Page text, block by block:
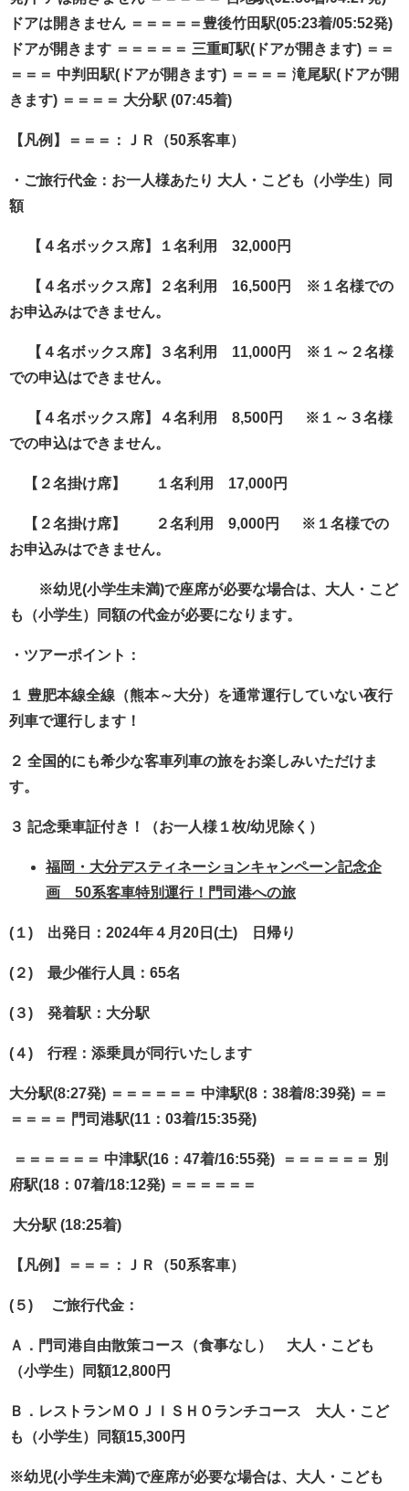
ドアは開きません ＝＝＝＝＝豊後竹田駅(05:23着/05:52発)
ドアが開きます ＝＝＝＝＝ 三重町駅(ドアが開きます) ＝＝
＝＝＝ 中判田駅(ドアが開きます) ＝＝＝＝ 滝尾駅(ドアが開
きます) ＝＝＝＝ 大分駅 (07:45着)
【凡例】＝＝＝：ＪＲ（50系客車）
・ご旅行代金：お一人様あたり 大人・こども（小学生）同
額
【４名ボックス席】１名利用 32,000円
【４名ボックス席】２名利用 16,500円 ※１名様での
お申込みはできません。
【４名ボックス席】３名利用 11,000円 ※１～２名様
での申込はできません。
【４名ボックス席】４名利用 8,500円 ※１～３名様
での申込はできません。
【２名掛け席】 １名利用 17,000円
【２名掛け席】 ２名利用 9,000円 ※１名様での
お申込みはできません。
※幼児(小学生未満)で座席が必要な場合は、大人・こど
も（小学生）同額の代金が必要になります。
・ツアーポイント：
１ 豊肥本線全線（熊本～大分）を通常運行していない夜行
列車で運行します！
２ 全国的にも希少な客車列車の旅をお楽しみいただけま
す。
３ 記念乗車証付き！（お一人様１枚/幼児除く）
福岡・大分デスティネーションキャンペーン記念企
画 50系客車特別運行！門司港への旅
(１) 出発日：2024年４月20日(土) 日帰り
(２) 最少催行人員：65名
(３) 発着駅：大分駅
(４) 行程：添乗員が同行いたします
大分駅(8:27発) ＝＝＝＝＝＝ 中津駅(8：38着/8:39発) ＝＝
＝＝＝＝ 門司港駅(11：03着/15:35発)
＝＝＝＝＝＝ 中津駅(16：47着/16:55発) ＝＝＝＝＝＝ 別
府駅(18：07着/18:12発) ＝＝＝＝＝＝
大分駅 (18:25着)
【凡例】＝＝＝：ＪＲ（50系客車）
(５) ご旅行代金：
Ａ．門司港自由散策コース（食事なし） 大人・こども
（小学生）同額12,800円
Ｂ．レストランＭＯＪＩＳＨＯランチコース 大人・こど
も（小学生）同額15,300円
※幼児(小学生未満)で座席が必要な場合は、大人・こども